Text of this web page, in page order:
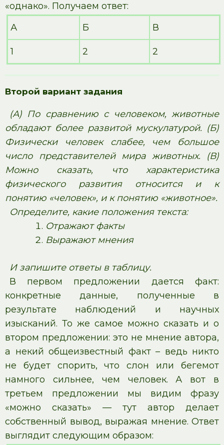
«однако». Получаем ответ:
А
Б В
1 2 2
Второй вариант задания
(А) По сравнению с человеком, животные
обладают более развитой мускулатурой. (Б)
Физически человек слабее, чем большое
число представителей мира животных. (В)
Можно сказать, что характеристика
физического развития относится и к
понятию «человек», и к понятию «животное».
Определите, какие положения текста:
Отражают факты
Выражают мнения
И запишите ответы в таблицу.
В первом предложении дается факт:
конкретные данные, полученные в
результате наблюдений и научных
изысканий. То же самое можно сказать и о
втором предложении: это не мнение автора,
а некий общеизвестный факт – ведь никто
не будет спорить, что слон или бегемот
намного сильнее, чем человек. А вот в
третьем предложении мы видим фразу
«можно сказать» — тут автор делает
собственный вывод, выражая мнение. Ответ
выглядит следующим образом: